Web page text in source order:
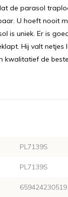
de parasol
U hoeft nooit
is uniek. Er is
Hij valt
kwalitatief de
PL7139S
PL7139S
659424230519